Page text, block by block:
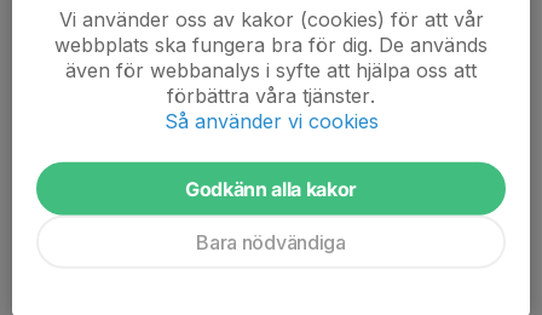
Vi använder oss av kakor (cookies) för att vår
webbplats ska fungera bra för dig. De används
även för webbanalys i syfte att hjälpa oss att
förbättra våra tjänster.
Så använder vi cookies
Godkänn alla kakor
Bara nödvändiga